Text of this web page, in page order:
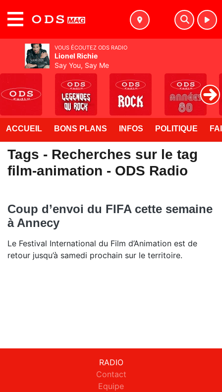
ACCUEIL BONS PLANS INFOS POLITIQUE
Tags - Recherches sur le tag
film-animation - ODS Radio
Coup d’envoi du FIFA cette semaine
à Annecy
Le Festival International du Film d’Animation est de
retour jusqu’à samedi prochain sur le territoire.
RADIO
Contact
Equipe
VOUS ÉCOUTEZ ODS RADIO
Lionel Richie
Say You, Say Me